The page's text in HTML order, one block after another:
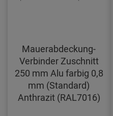
Mauerabdeckung-
Verbinder Zuschnitt
250 mm Alu farbig 0,8
mm (Standard)
Anthrazit (RAL7016)